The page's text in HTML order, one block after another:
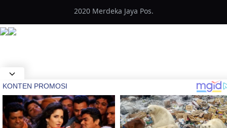
2020 Merdeka Jaya Pos.